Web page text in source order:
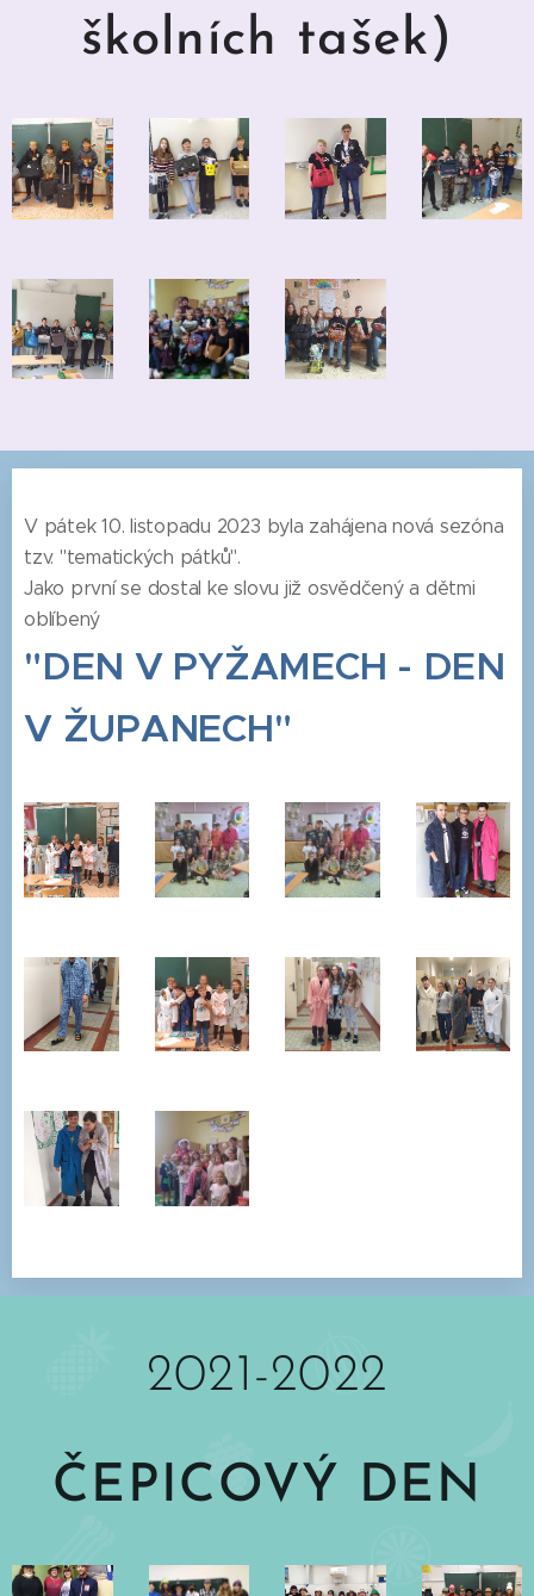
školních tašek)
V pátek 10. listopadu 2023 byla zahájena nová sezóna
tzv. "tematických pátků".
Jako první se dostal ke slovu již osvědčený a dětmi
oblíbený
"DEN V PYŽAMECH - DEN
V ŽUPANECH"
2021-2022
ČEPICOVÝ DEN